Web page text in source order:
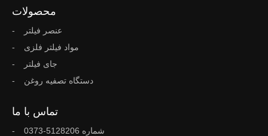
محصولات
عنصر فیلتر
مواد فیلتر فلزی
جای فیلتر
دستگاه تصفیه روغن
تماس با ما
شماره 5128206-0373